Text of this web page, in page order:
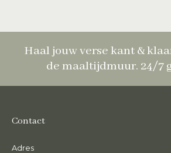
Haal jouw verse kant &
de maaltijdmuur. 24/7
Contact
Adres